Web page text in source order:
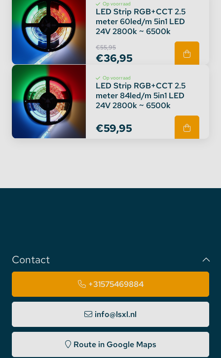
Op voorraad
LED Strip RGB+CCT 2.5
meter 60led/m 5in1 LED
24V 2800k ~ 6500k
€55,95
€36,95
Op voorraad
LED Strip RGB+CCT 2.5
meter 84led/m 5in1 LED
24V 2800k ~ 6500k
€59,95
Contact
+31575469884
info@lsxl.nl
Route in Google Maps